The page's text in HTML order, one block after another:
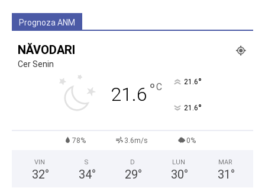
Prognoza ANM
NĂVODARI
Cer Senin
21.6 °C 21.6°
21.6°
78% 3.6m/s 0%
VIN
32°
S
34°
D
29°
LUN
30°
MAR
31 °